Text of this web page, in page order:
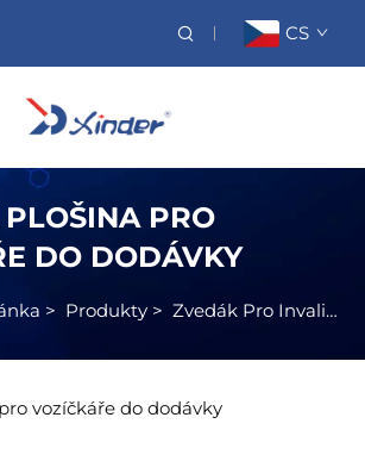
CS
PRO
DO DODÁVKY
> Produkty > Zvedák Pro Invalidní Vozík
vozíčkáře do dodávky